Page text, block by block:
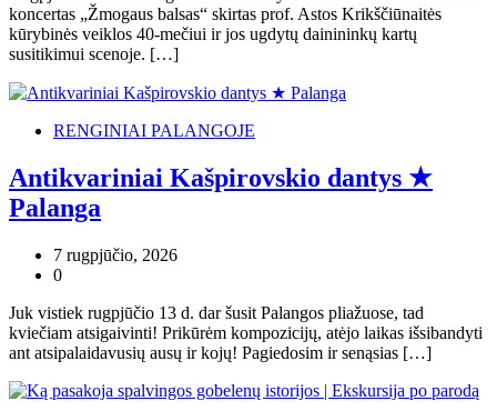
koncertas „Žmogaus balsas“ skirtas prof. Astos Krikščiūnaitės
kūrybinės veiklos 40-mečiui ir jos ugdytų dainininkų kartų
susitikimui scenoje. […]
RENGINIAI PALANGOJE
Antikvariniai Kašpirovskio dantys ★
Palanga
7 rugpjūčio, 2026
0
Juk vistiek rugpjūčio 13 d. dar šusit Palangos pliažuose, tad
kviečiam atsigaivinti! Prikūrėm kompozicijų, atėjo laikas išsibandyti
ant atsipalaidavusių ausų ir kojų! Pagiedosim ir senąsias […]